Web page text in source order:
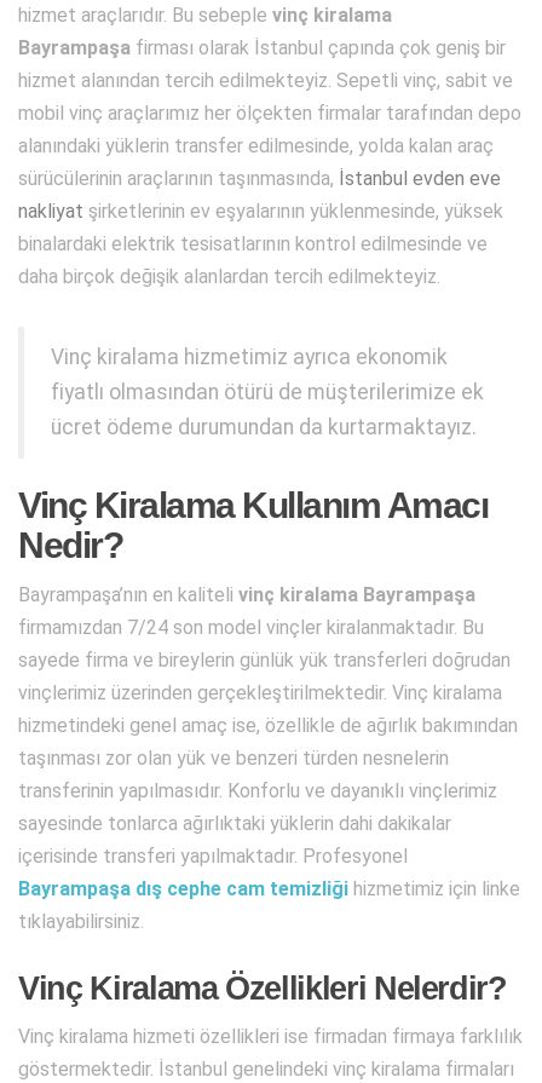
hizmet araçlarıdır. Bu sebeple vinç kiralama
Bayrampaşa firması olarak İstanbul çapında çok geniş bir
hizmet alanından tercih edilmekteyiz. Sepetli vinç, sabit ve
mobil vinç araçlarımız her ölçekten firmalar tarafından depo
alanındaki yüklerin transfer edilmesinde, yolda kalan araç
sürücülerinin araçlarının taşınmasında, İstanbul evden eve
nakliyat şirketlerinin ev eşyalarının yüklenmesinde, yüksek
binalardaki elektrik tesisatlarının kontrol edilmesinde ve
daha birçok değişik alanlardan tercih edilmekteyiz.
Vinç kiralama hizmetimiz ayrıca ekonomik
fiyatlı olmasından ötürü de müşterilerimize ek
ücret ödeme durumundan da kurtarmaktayız.
Vinç Kiralama Kullanım Amacı
Nedir?
Bayrampaşa’nın en kaliteli vinç kiralama Bayrampaşa
firmamızdan 7/24 son model vinçler kiralanmaktadır. Bu
sayede firma ve bireylerin günlük yük transferleri doğrudan
vinçlerimiz üzerinden gerçekleştirilmektedir. Vinç kiralama
hizmetindeki genel amaç ise, özellikle de ağırlık bakımından
taşınması zor olan yük ve benzeri türden nesnelerin
transferinin yapılmasıdır. Konforlu ve dayanıklı vinçlerimiz
sayesinde tonlarca ağırlıktaki yüklerin dahi dakikalar
içerisinde transferi yapılmaktadır. Profesyonel
Bayrampaşa dış cephe cam temizliği hizmetimiz için linke
tıklayabilirsiniz.
Vinç Kiralama Özellikleri Nelerdir?
Vinç kiralama hizmeti özellikleri ise firmadan firmaya farklılık
göstermektedir. İstanbul genelindeki vinç kiralama firmaları